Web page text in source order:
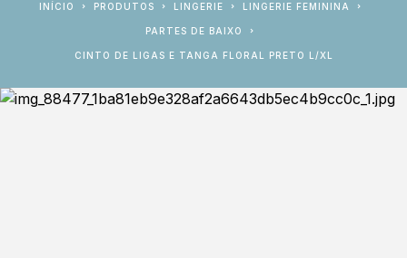
INÍCIO PRODUTOS LINGERIE LINGERIE FEMININA
PARTES DE BAIXO
CINTO DE LIGAS E TANGA FLORAL PRETO L/XL